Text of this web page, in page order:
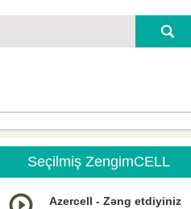
Seçilmiş ZengimCELL
Azercell - Zəng etdiyiniz